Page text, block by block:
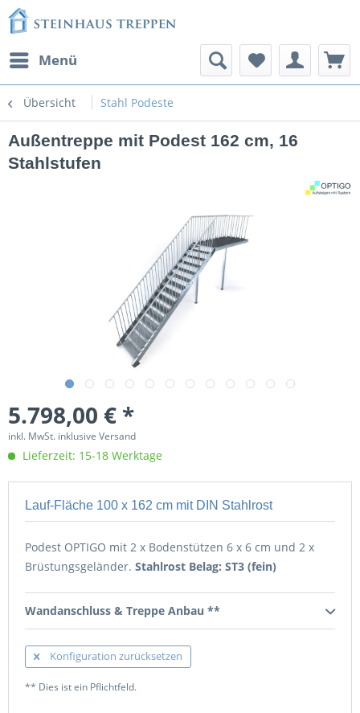
Menü
Übersicht Stahl Podeste
Außentreppe mit Podest 162 cm, 16
Stahlstufen
5.798,00 € *
inkl. MwSt. inklusive Versand
Lieferzeit: 15-18 Werktage
Lauf-Fläche 100 x 162 cm mit DIN Stahlrost
Podest OPTIGO mit 2 x Bodenstützen 6 x 6 cm und 2 x
Brüstungsgeländer. Stahlrost Belag: ST3 (fein)
Wandanschluss & Treppe Anbau **
Konfiguration zurücksetzen
** Dies ist ein Pflichtfeld.